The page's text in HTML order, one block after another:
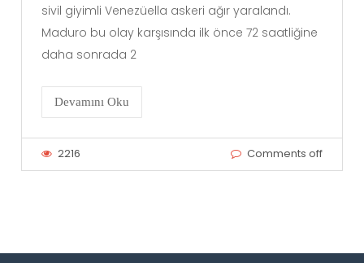
sivil giyimli Venezüella askeri ağır yaralandı.
Maduro bu olay karşısında ilk önce 72 saatliğine
daha sonrada 2
Devamını Oku
2216 Comments off